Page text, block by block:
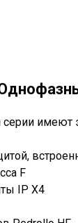
имеют
F
IP X4